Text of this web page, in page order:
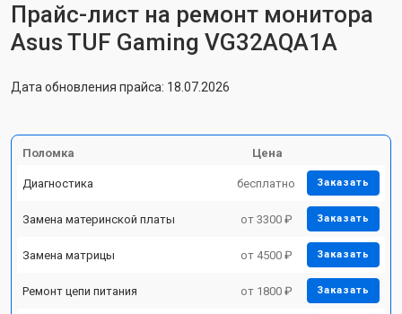
Прайс-лист на ремонт монитора
Asus TUF Gaming VG32AQA1A
Дата обновления прайса: 18.07.2026
Поломка Цена
Диагностика бесплатно Заказать
Замена материнской платы от 3300 ₽ Заказать
Замена матрицы от 4500 ₽ Заказать
Ремонт цепи питания от 1800 ₽ Заказать